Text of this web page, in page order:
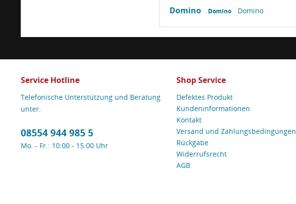
Domino Domino Domino
Service Hotline
Telefonische Unterstützung und Beratung
unter:
08554 944 985 5
Mo. - Fr.: 10:00 - 15:00 Uhr
Shop Service
Defektes Produkt
Kundeninformationen
Kontakt
Versand und Zahlungsbedingungen
Rückgabe
Widerrufsrecht
AGB